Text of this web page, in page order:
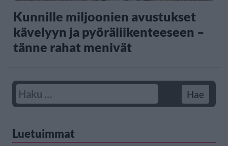
Kunnille miljoonien avustukset
kävelyyn ja pyöräliikenteeseen –
tänne rahat menivät
Luetuimmat